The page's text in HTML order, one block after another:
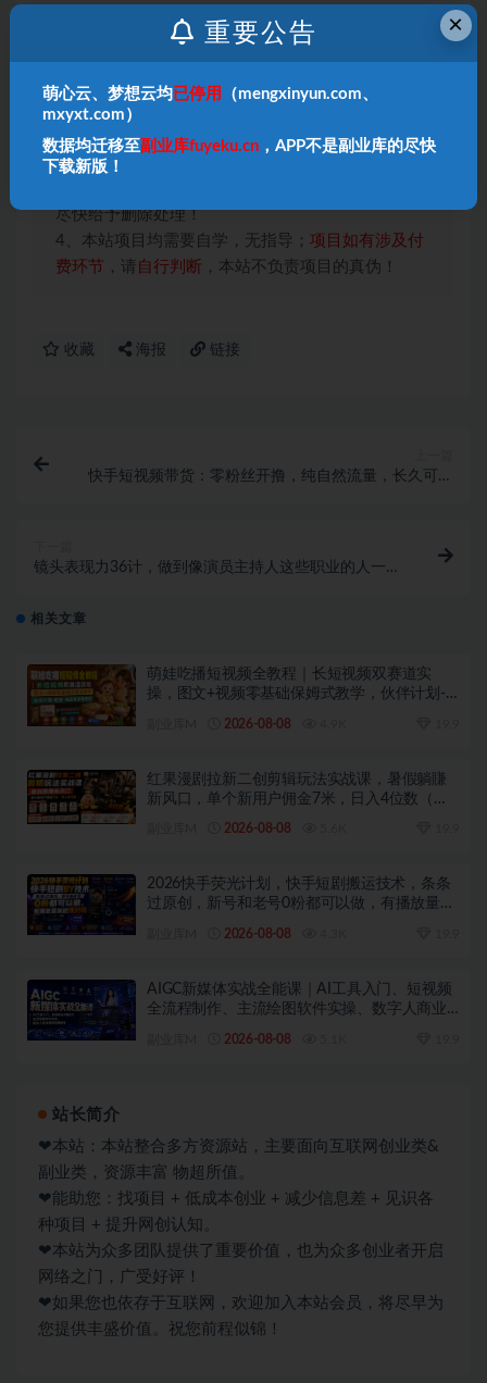
第九节：运营课变现篇
本站声明：
1、本内容转载于网络，版权归原作者所有！
2、本站仅提供信息存储空间服务，不拥有所有权，
不承担相关法律责任！
尽快给予删除处理！
4、本站项目均需要自学，无指导； 项目如有涉及付
费环节 ，请 自行判断 ，本站不负责项目的真伪！
收藏 海报 链接
快手短视频带货：零粉丝开撸，纯自然流量，长久可持
镜头表现力36计，做到像演员主持人这些职业的人一
相关文章
萌娃吃播短视频全教程｜长短视频双赛道实
操，图文+视频零基础保姆式教学，伙伴计划-
2026-08-08
红果漫剧拉新二创剪辑玩法实战课，暑假躺賺
新风口，单个新用户佣金7米，日入4位数（更
2026-08-08
2026快手荧光计划，快手短剧搬运技术，条条
过原创，新号和老号0粉都可以做，有播放量就
2026-08-08
AIGC新媒体实战全能课｜AI工具入门、短视频
全流程制作、主流绘图软件实操、数字人商业
2026-08-08
站长简介
❤本站：本站整合多方资源站，主要面向互联网创业类&
副业类，资源丰富 物超所值。
❤能助您：找项目 + 低成本创业 + 减少信息差 + 见识各
种项目 + 提升网创认知。
❤本站为众多团队提供了重要价值，也为众多创业者开启
网络之门，广受好评！
❤如果您也依存于互联网，欢迎加入本站会员，将尽早为
您提供丰盛价值。祝您前程似锦！
×
重要公告
萌心云、梦想云均 已停用
（mengxinyun.com、
mxyxt.com）
数据均迁移至副业库fuyeku.cn ，APP不是副业库的尽快
下载新版！